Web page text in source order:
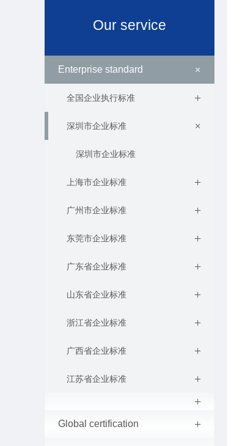
Our service
Enterprise standard +
全国企业执行标准 +
深圳市企业标准 +
深圳市企业标准
上海市企业标准 +
广州市企业标准 +
东莞市企业标准 +
广东省企业标准 +
山东省企业标准 +
浙江省企业标准 +
广西省企业标准 +
江苏省企业标准
+
+
Global certification +